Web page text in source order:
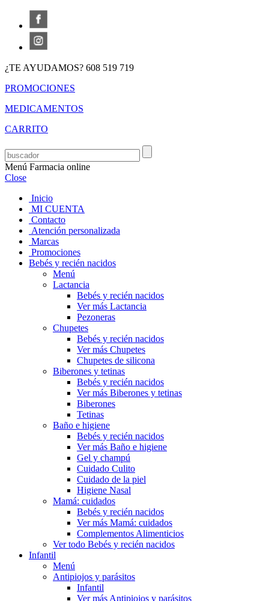
¿TE AYUDAMOS? 608 519 719
PROMOCIONES
MEDICAMENTOS
CARRITO
Menú Farmacia online
Close
Inicio
MI CUENTA
Contacto
Atención personalizada
Marcas
Promociones
Bebés y recién nacidos
Menú
Lactancia
Bebés y recién nacidos
Ver más Lactancia
Pezoneras
Chupetes
Bebés y recién nacidos
Ver más Chupetes
Chupetes de silicona
Biberones y tetinas
Bebés y recién nacidos
Ver más Biberones y tetinas
Biberones
Tetinas
Baño e higiene
Bebés y recién nacidos
Ver más Baño e higiene
Gel y champú
Cuidado Culito
Cuidado de la piel
Higiene Nasal
Mamá: cuidados
Bebés y recién nacidos
Ver más Mamá: cuidados
Complementos Alimenticios
Ver todo Bebés y recién nacidos
Infantil
Menú
Antipiojos y parásitos
Infantil
Ver más Antipiojos y parásitos